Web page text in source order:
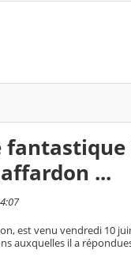
...
est venu vendredi 10
auxquelles il a